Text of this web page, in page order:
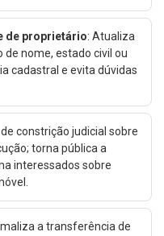
de proprietário: Atualiza
nome, estado civil ou
cadastral e evita dúvidas
constrição judicial sobre
torna pública a
interessados sobre
a transferência de